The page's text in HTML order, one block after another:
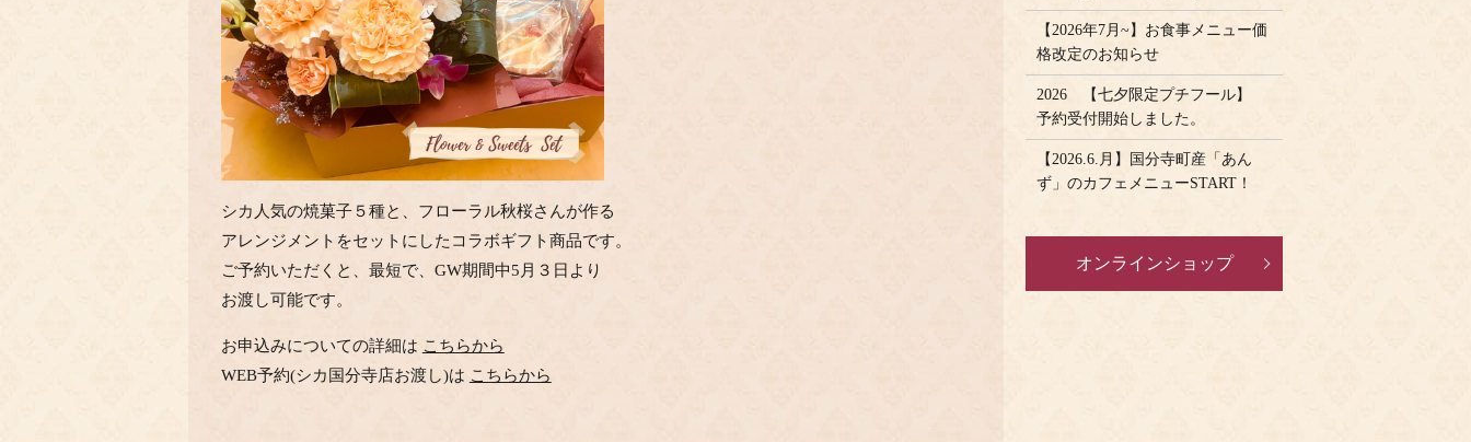
シカ人気の焼菓子５種と、フローラル秋桜さんが作る
アレンジメントをセットにしたコラボギフト商品です。
ご予約いただくと、最短で、GW期間中5月３日より
お渡し可能です。
お申込みについての詳細は こちらから
WEB予約(シカ国分寺店お渡し)は こちらから
【2026年7月~】お食事メニュー価
格改定のお知らせ
2026 【七夕限定プチフール】
予約受付開始しました。
【2026.6.月】国分寺町産「あん
ず」のカフェメニューSTART！
オンラインショップ